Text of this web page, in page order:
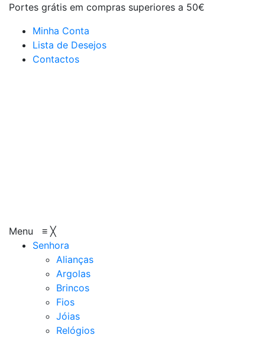
Portes grátis em compras superiores a 50€
Minha Conta
Lista de Desejos
Contactos
Menu ≡ ╳
Senhora
Alianças
Argolas
Brincos
Fios
Jóias
Relógios